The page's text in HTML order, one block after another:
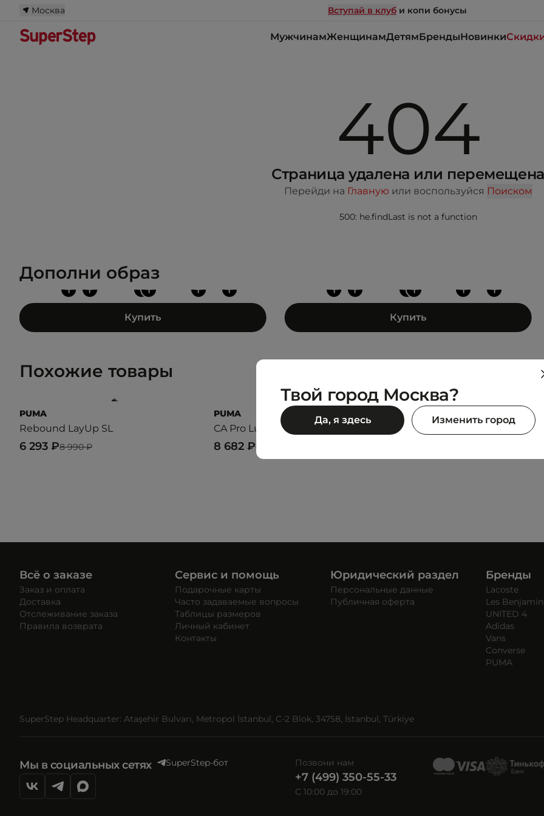
Москва Вступай в клуб и копи бонусы
МужчинамЖенщинамДетямБрендыНовинки
404
Страница удалена или перемещена
Перейди на Главную или воспользуйся Поиском
500: he.findLast is not a function
Дополни образ
+
+
+ + +
+
Купить
+
+
+ + +
+
Купить
Похожие товары
PUMA
Rebound LayUp SL
8 990 ₽
6 293 ₽
PUMA
CA Pro Lux III
15 990 ₽
8 682 ₽
DIADORA
RAPTOR HIGH SL
Всё о заказе
Заказ и оплата
Доставка
Отслеживание заказа
Правила возврата
Сервис и помощь
Подарочные карты
Часто задаваемые вопросы
Таблицы размеров
Личный кабинет
Контакты
Юридический раздел
Персональные данные
Публичная оферта
Бренды
Lacoste
Les
UNITED 4
Adidas
Vans
Converse
PUMA
SuperStep Headquarter: Ataşehir Bulvarı, Metropol İstanbul, C-2 Blok, 34758, İstanbul, Türkiye
Мы в социальных сетях SuperStep-бот Позвони нам
+7 (499) 350-55-33
C 10:00 до 19:00
Твой город Москва?
Да, я здесь Изменить город